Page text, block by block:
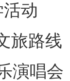
动
旅路线
演唱会